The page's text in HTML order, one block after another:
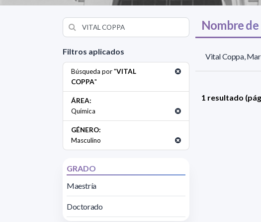
Filtros aplicados
Búsqueda por "VITAL
COPPA"
ÁREA:
Química
GÉNERO:
Masculino
GRADO
Maestría
Doctorado
Nombre
Vital Coppa,
1 resultado